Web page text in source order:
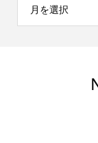
月を選択